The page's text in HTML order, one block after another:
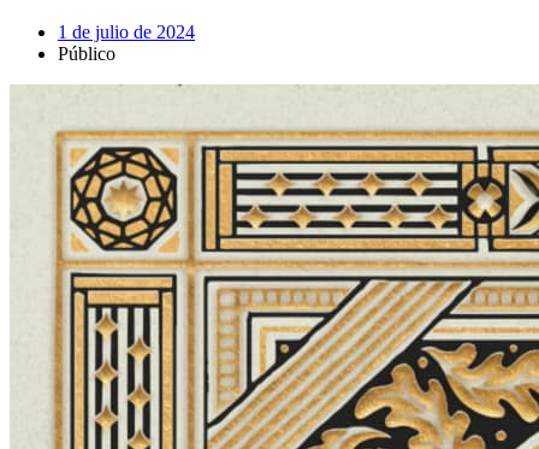
1 de julio de 2024
Público